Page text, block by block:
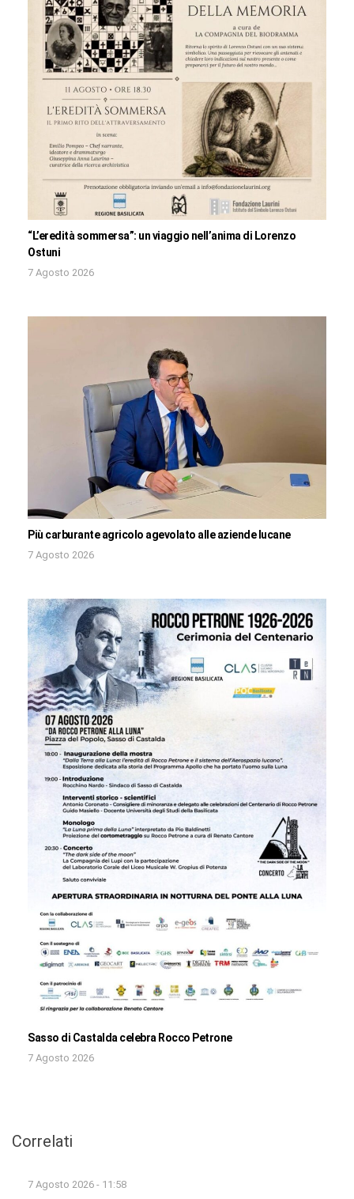
“L’eredità sommersa”: un viaggio nell’anima di Lorenzo
Ostuni
7 Agosto 2026
Più carburante agricolo agevolato alle aziende lucane
7 Agosto 2026
Sasso di Castalda celebra Rocco Petrone
7 Agosto 2026
Correlati
7 Agosto 2026 - 11:58